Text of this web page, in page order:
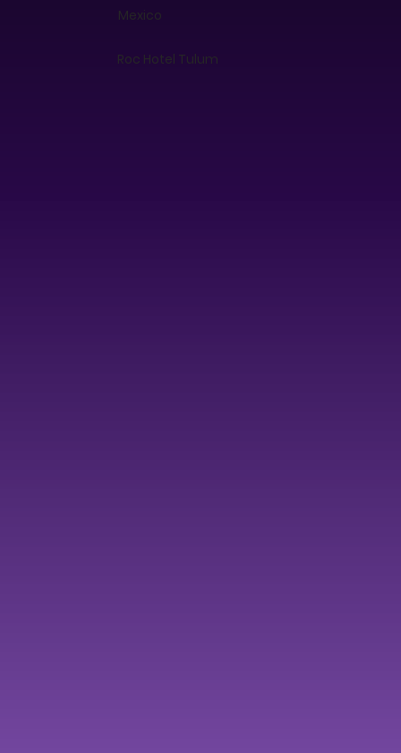
Mexico
Roc Hotel Tulum